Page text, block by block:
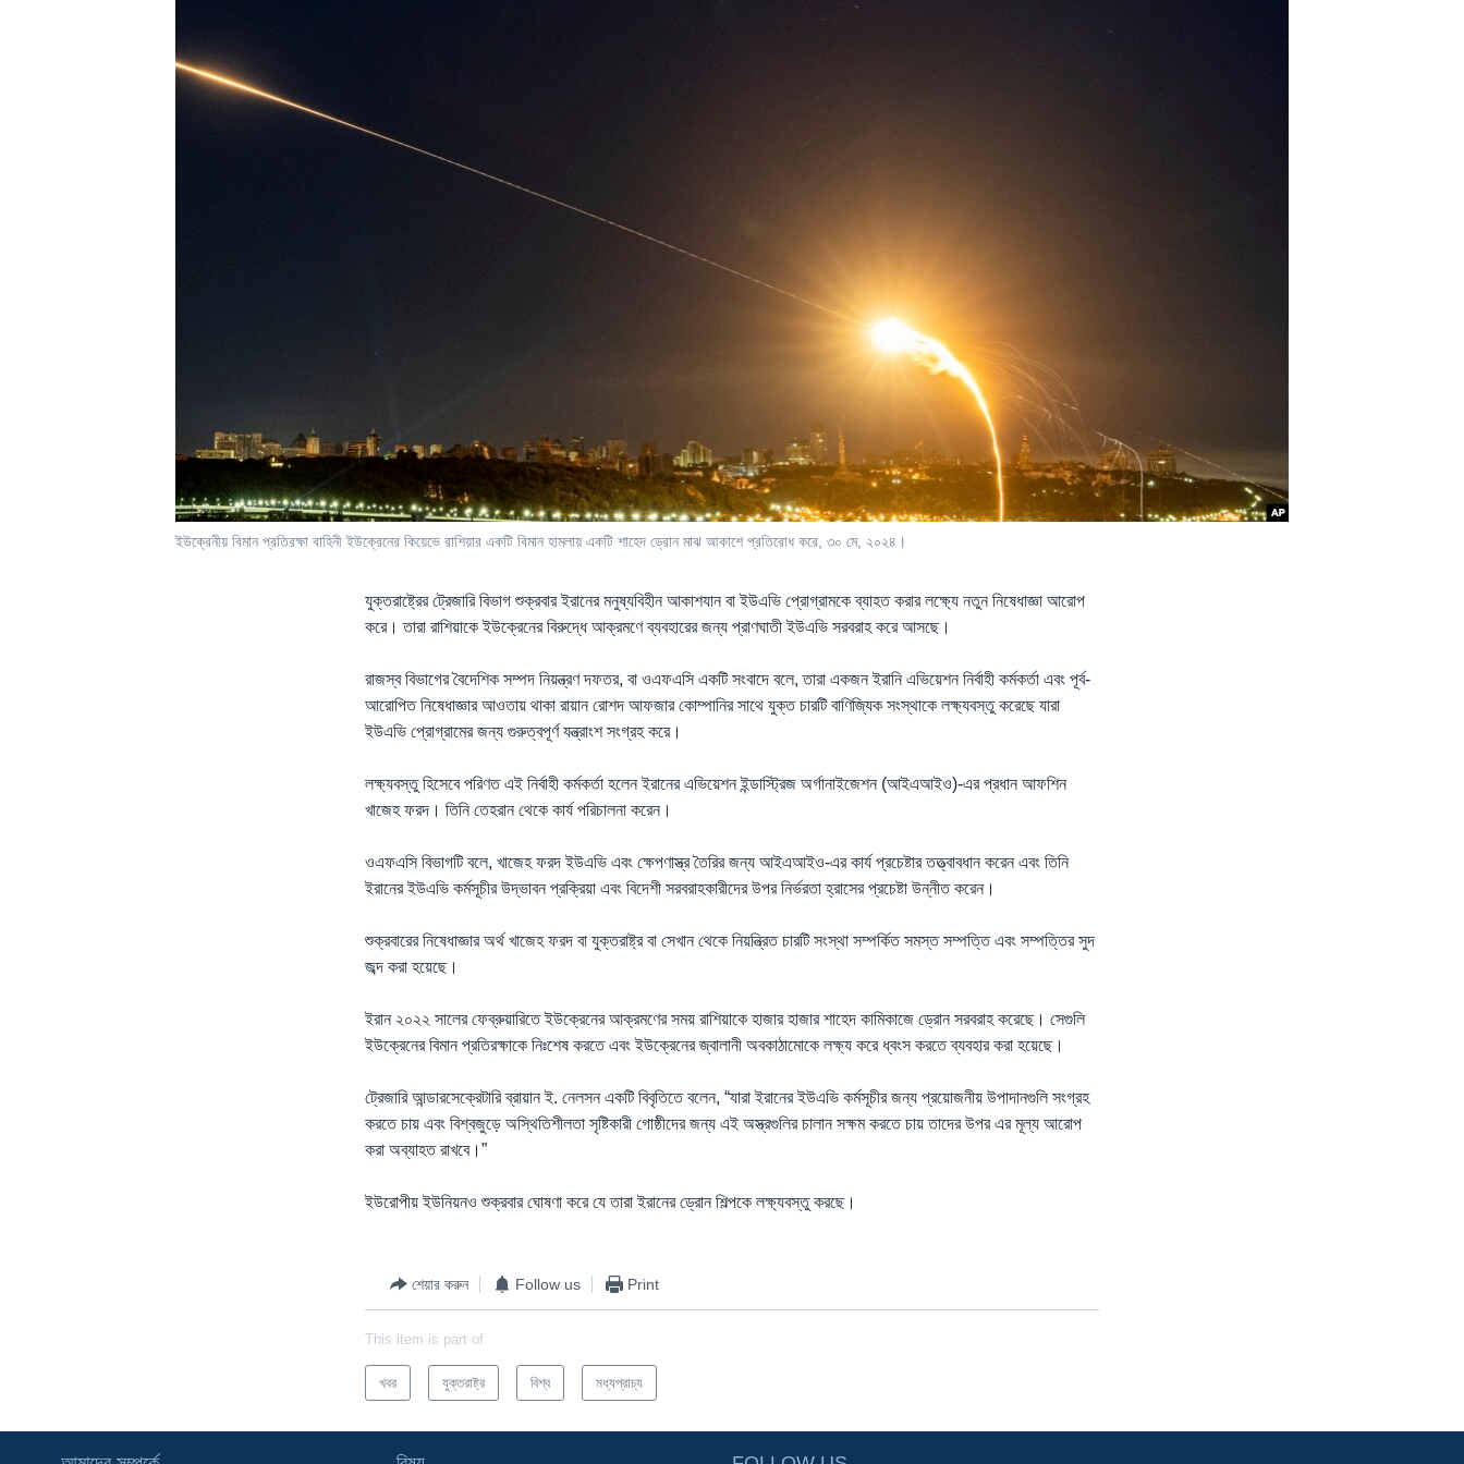
ইউক্রেনীয় বিমান প্রতিরক্ষা বাহিনী ইউক্রেনের কিয়েভে রাশিয়ার একটি বিমান হামলায় একটি শাহেদ ড্রোন মাঝ আকাশে প্রতিরোধ করে, ৩০ মে, ২০২৪।
যুক্তরাষ্ট্রের ট্রেজারি বিভাগ শুক্রবার ইরানের মনুষ্যবিহীন আকাশযান বা ইউএভি প্রোগ্রামকে ব্যাহত করার লক্ষ্যে নতুন নিষেধাজ্ঞা আরোপ
করে। তারা রাশিয়াকে ইউক্রেনের বিরুদ্ধে আক্রমণে ব্যবহারের জন্য প্রাণঘাতী ইউএভি সরবরাহ করে আসছে।
রাজস্ব বিভাগের বৈদেশিক সম্পদ নিয়ন্ত্রণ দফতর, বা ওএফএসি একটি সংবাদে বলে, তারা একজন ইরানি এভিয়েশন নির্বাহী কর্মকর্তা এবং পূর্ব-
আরোপিত নিষেধাজ্ঞার আওতায় থাকা রায়ান রোশদ আফজার কোম্পানির সাথে যুক্ত চারটি বাণিজ্যিক সংস্থাকে লক্ষ্যবস্তু করেছে যারা
ইউএভি প্রোগ্রামের জন্য গুরুত্বপূর্ণ যন্ত্রাংশ সংগ্রহ করে।
লক্ষ্যবস্তু হিসেবে পরিণত এই নির্বাহী কর্মকর্তা হলেন ইরানের এভিয়েশন ইন্ডাস্ট্রিজ অর্গানাইজেশন (আইএআইও)-এর প্রধান আফশিন
খাজেহ ফরদ। তিনি তেহরান থেকে কার্য পরিচালনা করেন।
ওএফএসি বিভাগটি বলে, খাজেহ ফরদ ইউএভি এবং ক্ষেপণাস্ত্র তৈরির জন্য আইএআইও-এর কার্য প্রচেষ্টার তত্ত্বাবধান করেন এবং তিনি
ইরানের ইউএভি কর্মসূচীর উদ্ভাবন প্রক্রিয়া এবং বিদেশী সরবরাহকারীদের উপর নির্ভরতা হ্রাসের প্রচেষ্টা উন্নীত করেন।
শুক্রবারের নিষেধাজ্ঞার অর্থ খাজেহ ফরদ বা যুক্তরাষ্ট্র বা সেখান থেকে নিয়ন্ত্রিত চারটি সংস্থা সম্পর্কিত সমস্ত সম্পত্তি এবং সম্পত্তির সুদ
জব্দ করা হয়েছে।
ইরান ২০২২ সালের ফেব্রুয়ারিতে ইউক্রেনের আক্রমণের সময় রাশিয়াকে হাজার হাজার শাহেদ কামিকাজে ড্রোন সরবরাহ করেছে। সেগুলি
ইউক্রেনের বিমান প্রতিরক্ষাকে নিঃশেষ করতে এবং ইউক্রেনের জ্বালানী অবকাঠামোকে লক্ষ্য করে ধ্বংস করতে ব্যবহার করা হয়েছে।
ট্রেজারি আন্ডারসেক্রেটারি ব্রায়ান ই. নেলসন একটি বিবৃতিতে বলেন, “যারা ইরানের ইউএভি কর্মসূচীর জন্য প্রয়োজনীয় উপাদানগুলি সংগ্রহ
করতে চায় এবং বিশ্বজুড়ে অস্থিতিশীলতা সৃষ্টিকারী গোষ্ঠীদের জন্য এই অস্ত্রগুলির চালান সক্ষম করতে চায় তাদের উপর এর মূল্য আরোপ
করা অব্যাহত রাখবে।”
ইউরোপীয় ইউনিয়নও শুক্রবার ঘোষণা করে যে তারা ইরানের ড্রোন শিল্পকে লক্ষ্যবস্তু করছে।
শেয়ার করুন Follow us Print
This item is part of
খবর যুক্তরাষ্ট্র বিশ্ব মধ্যপ্রাচ্য